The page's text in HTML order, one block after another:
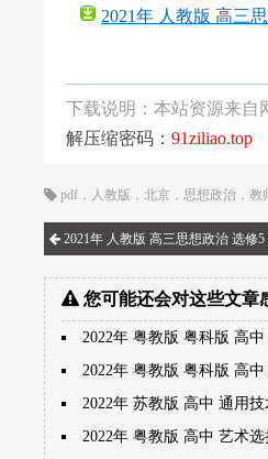
2021年 人教版 高三
下载说明：本站资源来自
解压缩密码：91ziliao.top
pdf ， 人教版 ，北京 ，思想政治 ，教
2021年 人教版 高三思想政治 选修
您可能还会对这些文章
2022年 粤教版 粤科版 高
2022年 粤教版 粤科版 高
2022年 苏教版 高中 通用
2022年 粤教版 高中 艺术